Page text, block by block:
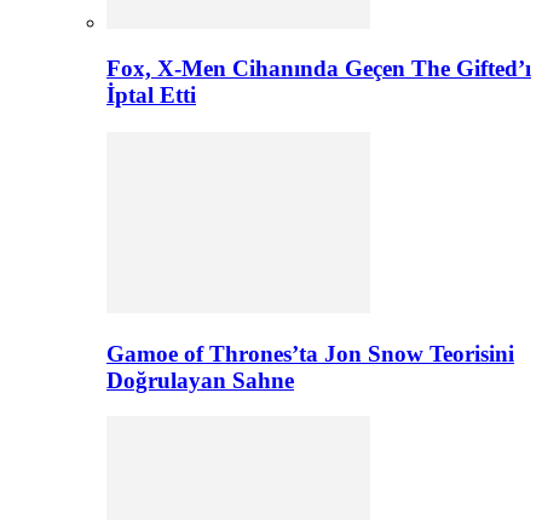
Fox, X-Men Cihanında Geçen The Gifted’ı
İptal Etti
Gamoe of Thrones’ta Jon Snow Teorisini
Doğrulayan Sahne